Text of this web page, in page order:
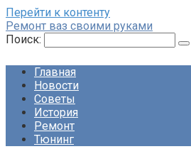
Перейти к контенту
Ремонт ваз своими руками
Поиск:
Главная
Новости
Советы
История
Ремонт
Тюнинг